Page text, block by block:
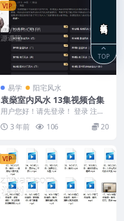
VIP
易学 阳宅风水
袁燊室内风水 13集视频合集
用户您好！请先登录！ 登录 注册
袁波《袁燊室内风水》13集 Y230
5-1193 年前 106 20
VIP
TOP